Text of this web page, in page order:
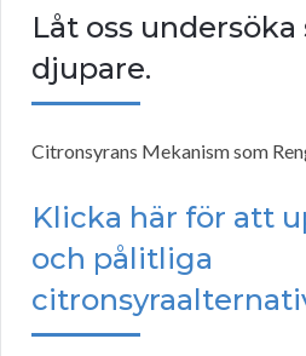
Låt oss undersöka
djupare.
Citronsyrans Mekanism som
Klicka här för att
och pålitliga